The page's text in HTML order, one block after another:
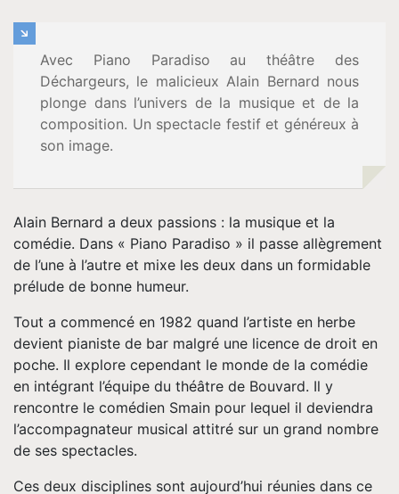
Biographie
Vidéos
Tournée
Pro
Musique
Contact
Avec Piano Paradiso au théâtre des
Déchargeurs, le malicieux Alain Bernard nous
plonge dans l’univers de la musique et de la
composition. Un spectacle festif et généreux à
son image.
Alain Bernard a deux passions : la musique et la
comédie. Dans « Piano Paradiso » il passe allègrement
de l’une à l’autre et mixe les deux dans un formidable
prélude de bonne humeur.
Tout a commencé en 1982 quand l’artiste en herbe
devient pianiste de bar malgré une licence de droit en
poche. Il explore cependant le monde de la comédie
en intégrant l’équipe du théâtre de Bouvard. Il y
rencontre le comédien Smain pour lequel il deviendra
l’accompagnateur musical attitré sur un grand nombre
de ses spectacles.
Ces deux disciplines sont aujourd’hui réunies dans ce